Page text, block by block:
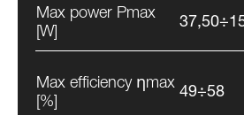
Max power Pmax
[W]
Max efficiency ηmax
[%]
49÷58